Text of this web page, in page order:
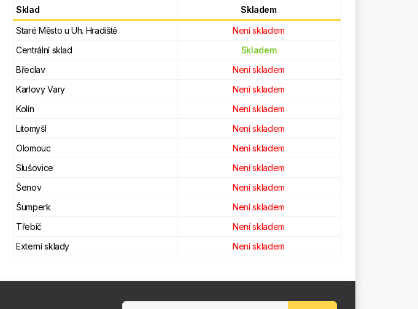
Sklad
Skladem
Staré Město u Uh. Hradiště
Není skladem
Centrální sklad
Skladem
Břeclav
Není skladem
Karlovy Vary
Není skladem
Kolín
Není skladem
Litomyšl
Není skladem
Olomouc
Není skladem
Slušovice
Není skladem
Šenov
Není skladem
Šumperk
Není skladem
Třebíč
Není skladem
Externí sklady
Není skladem